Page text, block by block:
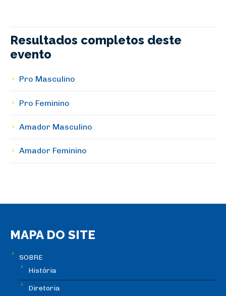
Resultados completos deste
evento
Pro Masculino
Pro Feminino
Amador Masculino
Amador Feminino
MAPA DO SITE
SOBRE
História
Diretoria